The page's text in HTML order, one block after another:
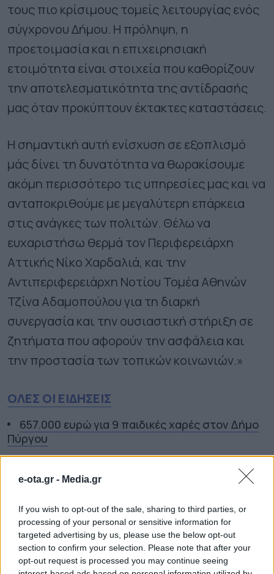
e-ota.gr - Media.gr
If you wish to opt-out of the sale, sharing to third parties, or
processing of your personal or sensitive information for
targeted advertising by us, please use the below opt-out
section to confirm your selection. Please note that after your
opt-out request is processed you may continue seeing
τους πιο κρίσιμους τομείς λειτουργίας ενός
σύγχρονου Δήμου. Η πρόληψη, η
προετοιμασία και η επιχειρησιακή
ετοιμότητα είναι στοιχεία που καθορίζουν
την αποτελεσματικότητα της αντίδρασής
μας όταν προκύπτουν έκτακτες καταστάσεις.
Η σημαντική αυτή ενίσχυση σε εξοπλισμό
μάς δίνει τη δυνατότητα να θωρακίσουμε
ακόμη περισσότερο τις υπηρεσίες μας και να
ανταποκριθούμε με μεγαλύτερη επάρκεια
στις ανάγκες των πολιτών. Θέλω να
ευχαριστήσω θερμά τον Περιφερειάρχη
Αττικής Νίκο Χαρδαλιά, και την
Αντιπεριφερειάρχη Νοτίου Τομέα Αθηνών
Τζίνα Αδαμοπούλου για τη διαρκή
συνεργασία και την ουσιαστική στήριξη σε
ζητήματα που αφορούν την ασφάλεια και
την προστασία των τοπικών κοινωνιών.»
ΟΛΕΣ ΟΙ ΕΙΔΗΣΕΙΣ
657.000 ευρώ για 9 παιδικές χαρές στον Δήμο
Πύργου
Καστοριά: Ενημερωτικές δράσεις στην
κοινότητα Ρομά
επέκτασης του Μετρό προς την Καλαμαριά
TAGS: Π. ΦΑΛΗΡΟ ΠΟΛΙΤΙΚΗ ΠΡΟΣΤΑΣΙΑ